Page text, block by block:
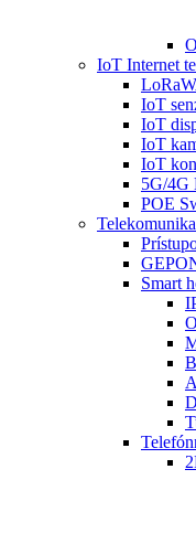
IoT Internet
IoT
IoT
IoT
IoT
5G/4G
POE
Smart